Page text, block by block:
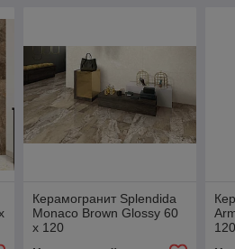
Керамогранит Splendida
Monaco Brown Glossy 60
x 120